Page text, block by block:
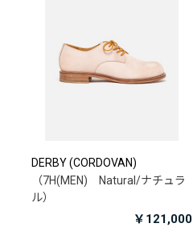
DERBY (CORDOVAN)
（7H(MEN) Natural/ナチュラ
ル）
￥121,000